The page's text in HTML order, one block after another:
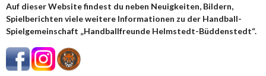
Auf dieser Website findest du neben Neuigkeiten, Bildern,
Spielberichten viele weitere Informationen zu der Handball-
Spielgemeinschaft „Handballfreunde Helmstedt-Büddenstedt“.